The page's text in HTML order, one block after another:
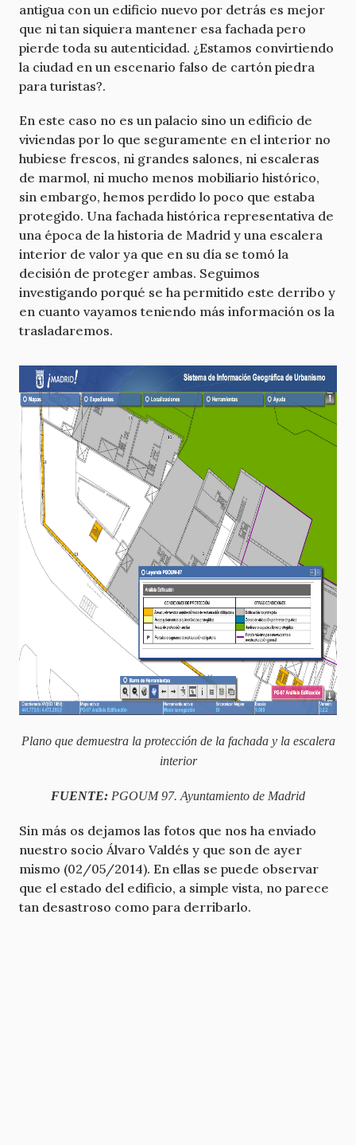
antigua con un edificio nuevo por detrás es mejor
que ni tan siquiera mantener esa fachada pero
pierde toda su autenticidad. ¿Estamos convirtiendo
la ciudad en un escenario falso de cartón piedra
para turistas?.
En este caso no es un palacio sino un edificio de
viviendas por lo que seguramente en el interior no
hubiese frescos, ni grandes salones, ni escaleras
de marmol, ni mucho menos mobiliario histórico,
sin embargo, hemos perdido lo poco que estaba
protegido. Una fachada histórica representativa de
una época de la historia de Madrid y una escalera
interior de valor ya que en su día se tomó la
decisión de proteger ambas. Seguimos
investigando porqué se ha permitido este derribo y
en cuanto vayamos teniendo más información os la
trasladaremos.
Plano que demuestra la protección de la fachada y la escalera
interior
FUENTE: PGOUM 97. Ayuntamiento de Madrid
Sin más os dejamos las fotos que nos ha enviado
nuestro socio Álvaro Valdés y que son de ayer
mismo (02/05/2014). En ellas se puede observar
que el estado del edificio, a simple vista, no parece
tan desastroso como para derribarlo.